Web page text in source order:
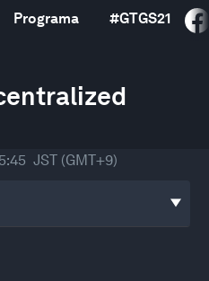
Programa #GTGS21
JST (GMT+9)